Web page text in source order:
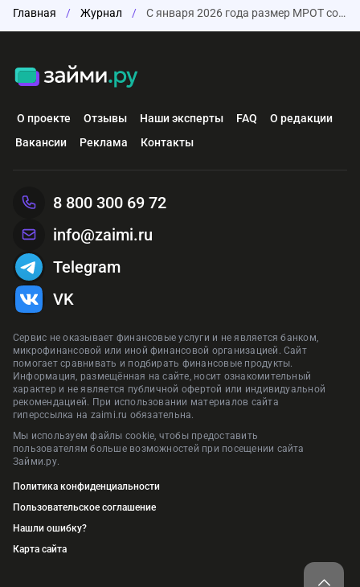
Главная / Журнал / С января 2026 года размер МРОТ составит 27 093 рублей
О проекте Отзывы Наши эксперты FAQ
О редакции
Вакансии
Реклама Контакты
Сервис не оказывает финансовые услуги и не является банком,
микрофинансовой или иной финансовой организацией. Сайт
помогает сравнивать и подбирать финансовые продукты.
Информация, размещённая на сайте, носит ознакомительный
характер и не является публичной офертой или индивидуальной
рекомендацией. При использовании материалов сайта
гиперссылка на zaimi.ru обязательна.
Мы используем файлы cookie, чтобы предоставить
пользователям больше возможностей при посещении сайта
Займи.ру.
Политика конфиденциальности
Пользовательское соглашение
Нашли ошибку?
Карта сайта
8 800 300 69 72
info@zaimi.ru
Telegram
VK